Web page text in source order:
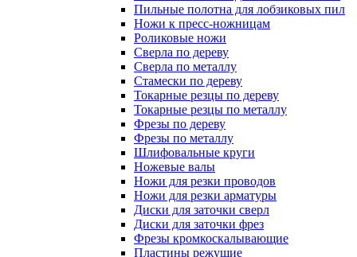
Пильные полотна для лобзиковых пил
Ножи к пресс-ножницам
Роликовые ножи
Сверла по дереву
Сверла по металлу
Стамески по дереву
Токарные резцы по дереву
Токарные резцы по металлу
Фрезы по дереву
Фрезы по металлу
Шлифовальные круги
Ножевые валы
Ножи для резки проводов
Ножи для резки арматуры
Диски для заточки сверл
Диски для заточки фрез
Фрезы кромкоскалывающие
Пластины режущие